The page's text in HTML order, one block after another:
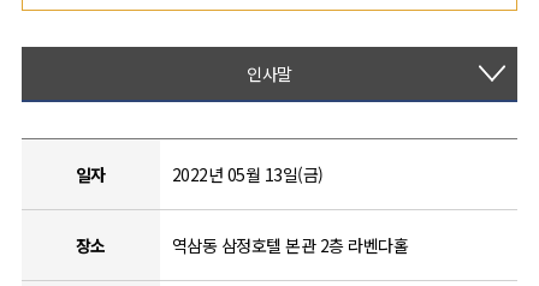
인사말
일자 2022년 05월 13일(금)
장소 역삼동 삼정호텔 본관 2층 라벤다홀